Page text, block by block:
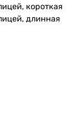
короткая
длинная